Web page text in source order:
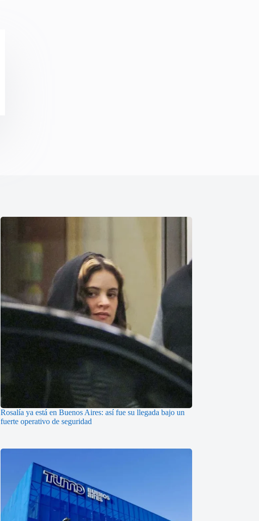
Rosalía ya está en Buenos Aires: así fue su llegada bajo un
fuerte operativo de seguridad